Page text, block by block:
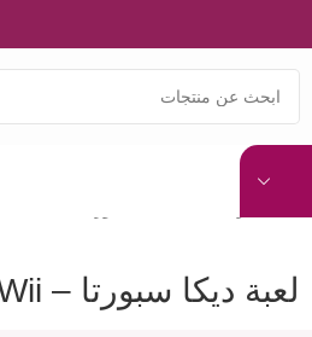
لعبة ديكا سبورتا – Wii